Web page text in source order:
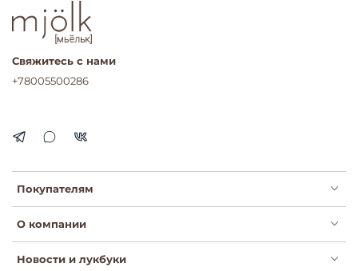
Покупателям
О компании
Новости и лукбуки
Свяжитесь с нами
+78005500286